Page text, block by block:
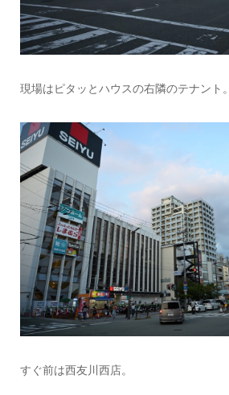
現場はピタッとハウスの右隣のテナント。
すぐ前は西友川西店。